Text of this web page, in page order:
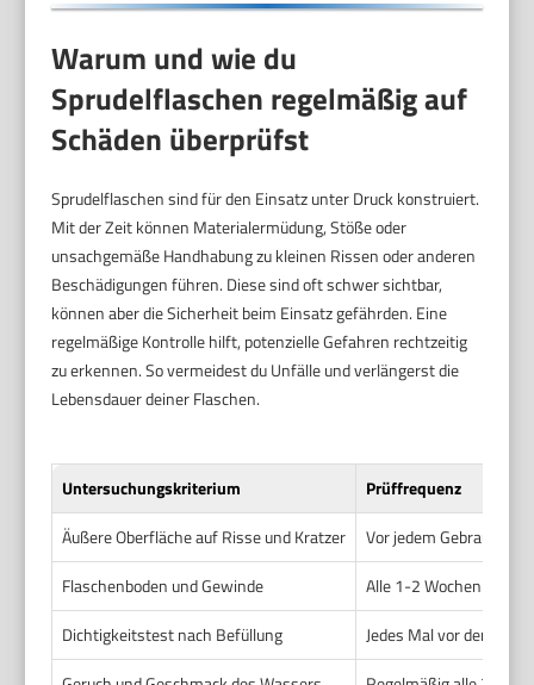
Warum und wie du
Sprudelflaschen regelmäßig auf
Schäden überprüfst
Sprudelflaschen sind für den Einsatz unter Druck konstruiert.
Mit der Zeit können Materialermüdung, Stöße oder
unsachgemäße Handhabung zu kleinen Rissen oder anderen
Beschädigungen führen. Diese sind oft schwer sichtbar,
können aber die Sicherheit beim Einsatz gefährden. Eine
regelmäßige Kontrolle hilft, potenzielle Gefahren rechtzeitig
zu erkennen. So vermeidest du Unfälle und verlängerst die
Lebensdauer deiner Flaschen.
Untersuchungskriterium
Prüffrequenz
Äußere Oberfläche auf Risse und Kratzer
Vor jedem Gebrauch
Flaschenboden und Gewinde
Alle 1-2 Wochen
Dichtigkeitstest nach Befüllung
Jedes Mal vor dem